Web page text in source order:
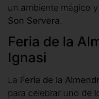
un ambiente mágico
Son Servera.
Feria de la
Ignasi
La Feria de la
para celebrar uno de